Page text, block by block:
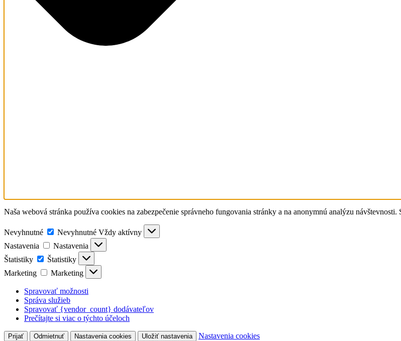
Naša webová stránka používa cookies na zabezpečenie správneho fungovania stránky a na anonymnú analýzu
Nevyhnutné Nevyhnutné Vždy aktívny
Nastavenia
Nastavenia
Štatistiky
Štatistiky
Marketing
Marketing
Spravovať možnosti
Správa služieb
Spravovať {vendor_count} dodávateľov
Prečítajte si viac o týchto účeloch
Prijať Odmietnuť Nastavenia cookies Uložiť nastavenia Nastavenia cookies